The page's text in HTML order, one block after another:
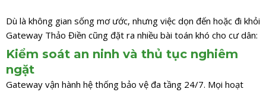
Dù là không gian sống mơ ước, nhưng việc dọn đến hoặc đi khỏi
Gateway Thảo Điền cũng đặt ra nhiều bài toán khó cho cư dân:
Kiểm soát an ninh và thủ tục nghiêm
ngặt
Gateway vận hành hệ thống bảo vệ đa tầng 24/7. Mọi hoạt